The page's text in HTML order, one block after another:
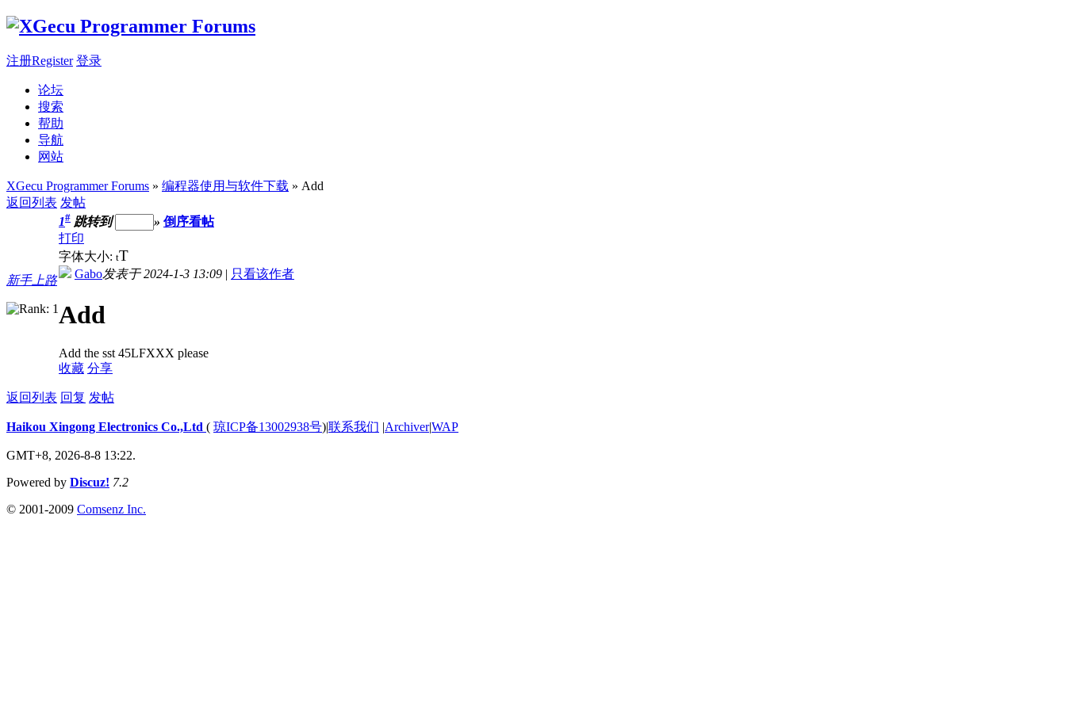
注册Register 登录
论坛
搜索
帮助
导航
网站
XGecu Programmer Forums » 编程器使用与软件下载 » Add
返回列表 发帖
新手上路
1# 跳转到 » 倒序看帖
打印
字体大小: tT
Gabo发表于 2024-1-3 13:09 | 只看该作者
Add
Add the sst 45LFXXX please
收藏 分享
返回列表 回复 发帖
Haikou Xingong Electronics Co.,Ltd ( 琼ICP备13002938号)|联系我们 |Archiver|WAP
GMT+8, 2026-8-8 13:22.
Powered by Discuz! 7.2
© 2001-2009 Comsenz Inc.